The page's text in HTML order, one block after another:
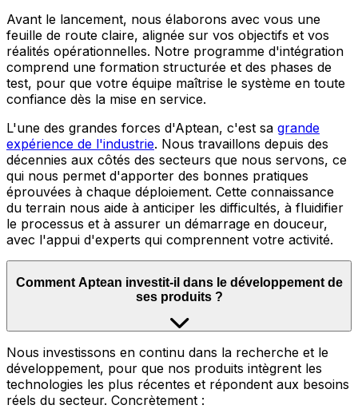
Avant le lancement, nous élaborons avec vous une
feuille de route claire, alignée sur vos objectifs et vos
réalités opérationnelles. Notre programme d'intégration
comprend une formation structurée et des phases de
test, pour que votre équipe maîtrise le système en toute
confiance dès la mise en service.
L'une des grandes forces d'Aptean, c'est sa grande
expérience de l'industrie. Nous travaillons depuis des
décennies aux côtés des secteurs que nous servons, ce
qui nous permet d'apporter des bonnes pratiques
éprouvées à chaque déploiement. Cette connaissance
du terrain nous aide à anticiper les difficultés, à fluidifier
le processus et à assurer un démarrage en douceur,
avec l'appui d'experts qui comprennent votre activité.
Comment Aptean investit-il dans le développement de
ses produits ?
Nous investissons en continu dans la recherche et le
développement, pour que nos produits intègrent les
technologies les plus récentes et répondent aux besoins
réels du secteur. Concrètement :